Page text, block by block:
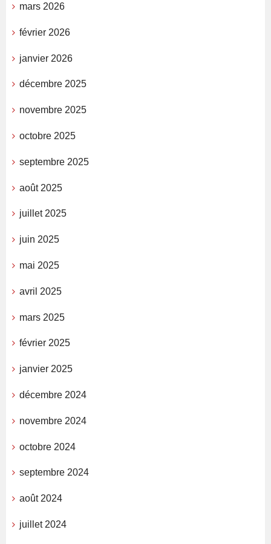
mars 2026
février 2026
janvier 2026
décembre 2025
novembre 2025
octobre 2025
septembre 2025
août 2025
juillet 2025
juin 2025
mai 2025
avril 2025
mars 2025
février 2025
janvier 2025
décembre 2024
novembre 2024
octobre 2024
septembre 2024
août 2024
juillet 2024